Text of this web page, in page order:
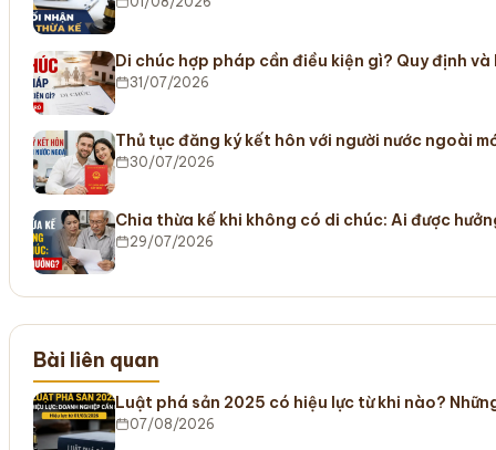
Di chúc hợp pháp cần điều kiện gì? Quy định và
31/07/2026
Thủ tục đăng ký kết hôn với người nước ngoài
30/07/2026
Chia thừa kế khi không có di chúc: Ai được
29/07/2026
Bài liên quan
Luật phá sản 2025 có hiệu lực từ khi nào?
07/08/2026